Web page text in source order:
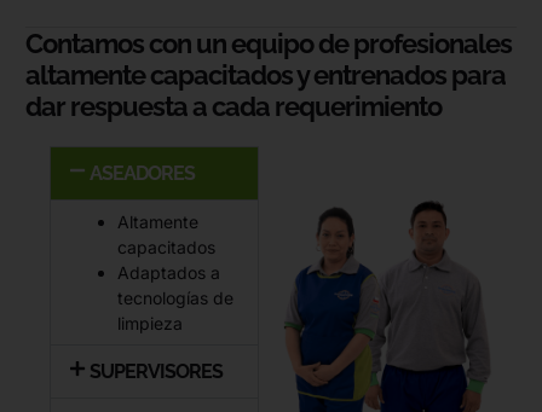
Contamos con un equipo de profesionales
altamente capacitados y entrenados para
dar respuesta a cada requerimiento
ASEADORES
Altamente
capacitados
Adaptados a
tecnologías de
limpieza
SUPERVISORES